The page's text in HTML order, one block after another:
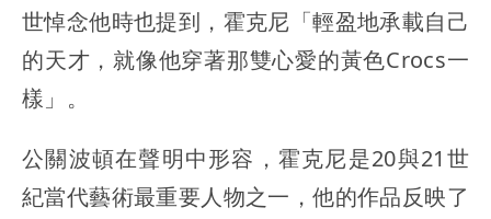
世悼念他時也提到，霍克尼「輕盈地承載自己
的天才，就像他穿著那雙心愛的黃色Crocs一
樣」。
公關波頓在聲明中形容，霍克尼是20與21世
紀當代藝術最重要人物之一，他的作品反映了